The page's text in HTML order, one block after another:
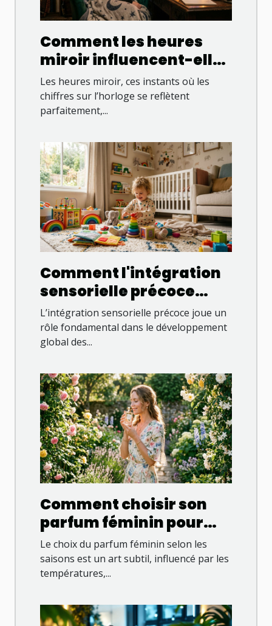
Comment les heures
miroir influencent-elles
votre quotidien ?
Les heures miroir, ces instants où les
chiffres sur l’horloge se reflètent
parfaitement,...
Comment l'intégration
sensorielle précoce
favorise le
développement
enfantin ?
L’intégration sensorielle précoce joue un
rôle fondamental dans le développement
global des...
Comment choisir son
parfum féminin pour
chaque saison ?
Le choix du parfum féminin selon les
saisons est un art subtil, influencé par les
températures,...